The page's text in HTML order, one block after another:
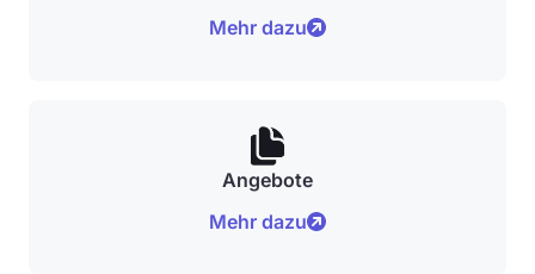
Mehr dazu
Angebote
Mehr dazu